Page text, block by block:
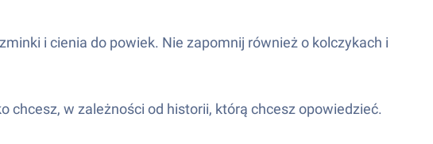
i cienia do powiek. Nie zapomnij również o kolczykach i
w zależności od historii, którą chcesz opowiedzieć.